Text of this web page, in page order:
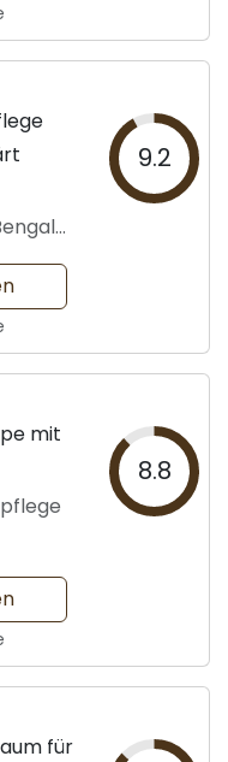
9.2
mit
8.8
für